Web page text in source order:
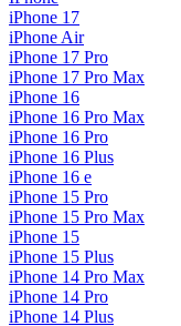
iPhone 17
iPhone Air
iPhone 17 Pro
iPhone 17 Pro Max
iPhone 16
iPhone 16 Pro Max
iPhone 16 Pro
iPhone 16 Plus
iPhone 16 e
iPhone 15 Pro
iPhone 15 Pro Max
iPhone 15
iPhone 15 Plus
iPhone 14 Pro Max
iPhone 14 Pro
iPhone 14 Plus